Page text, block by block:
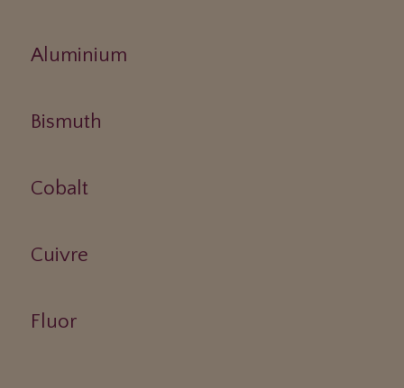
Aluminium
Bismuth
Cobalt
Cuivre
Fluor